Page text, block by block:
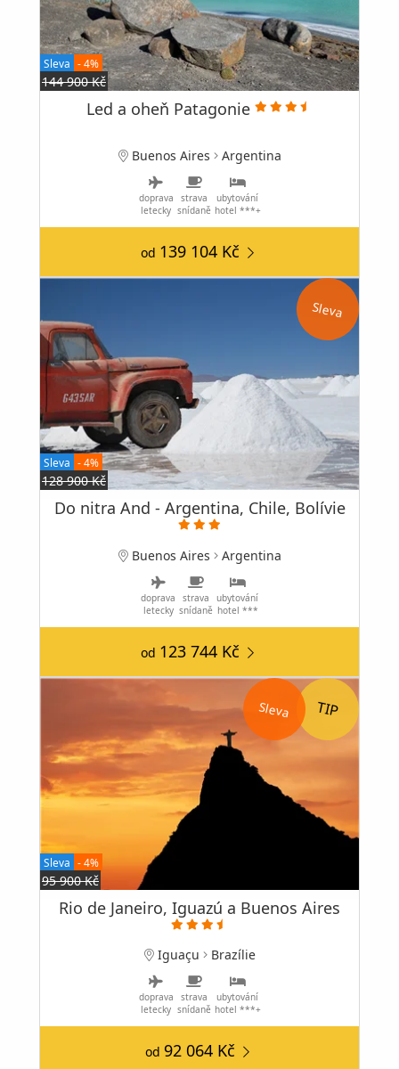
Sleva - 4%
144 900 Kč
Led a oheň Patagonie
Buenos Aires Argentina
doprava
letecky
strava
snídaně
ubytování
hotel ***+
od 139 104 Kč
Sleva
Sleva - 4%
128 900 Kč
Do nitra And - Argentina, Chile, Bolívie
Buenos Aires Argentina
doprava
letecky
strava
snídaně
ubytování
hotel ***
od 123 744 Kč
Sleva
Sleva - 4%
95 900 Kč
Rio de Janeiro, Iguazú a Buenos Aires
Iguaçu Brazílie
doprava
letecky
strava
snídaně
ubytování
hotel ***+
od 92 064 Kč